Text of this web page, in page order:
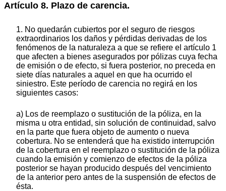
Artículo 8. Plazo de carencia.
1. No quedarán cubiertos por el seguro de riesgos
extraordinarios los daños y pérdidas derivadas de los
fenómenos de la naturaleza a que se refiere el artículo 1
que afecten a bienes asegurados por pólizas cuya fecha
de emisión o de efecto, si fuera posterior, no preceda en
siete días naturales a aquel en que ha ocurrido el
siniestro. Este período de carencia no regirá en los
siguientes casos:
a) Los de reemplazo o sustitución de la póliza, en la
misma u otra entidad, sin solución de continuidad, salvo
en la parte que fuera objeto de aumento o nueva
cobertura. No se entenderá que ha existido interrupción
de la cobertura en el reemplazo o sustitución de la póliza
cuando la emisión y comienzo de efectos de la póliza
posterior se hayan producido después del vencimiento
de la anterior pero antes de la suspensión de efectos de
ésta.